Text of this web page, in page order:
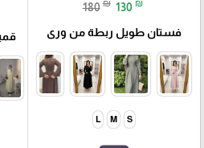
180 ₪ 130 ₪
فستان طويل ربطة من ورى
S
M
L